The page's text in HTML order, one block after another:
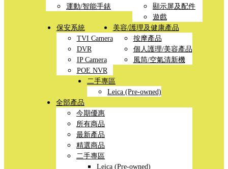
運動/智能手錶
顯示屏及配件
遊戲
保安系統
TVI Camera
DVR
IP Camera
POE NVR
美容/護理及健康產品
按摩產品
個人護理/美容產品
風筒/空氣清新機
二手專區
Leica (Pre-owned)
全部產品
今期優惠
所有商品
最新產品
精選商品
二手專區
Leica (Pre-owned)